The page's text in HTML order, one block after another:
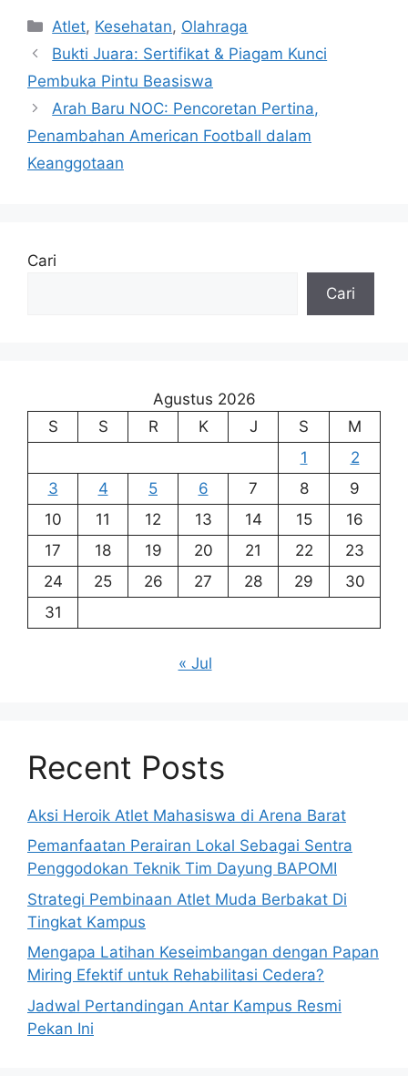
Kategori
Atlet, Kesehatan, Olahraga
Bukti Juara: Sertifikat & Piagam Kunci
Pembuka Pintu Beasiswa
Arah Baru NOC: Pencoretan Pertina,
Penambahan American Football dalam
Keanggotaan
Cari
Cari
Agustus 2026
S
S R K J S
M
1
2
3
4 5 6 7 8
9
10
11 12 13 14 15
16
17
18 19 20 21 22
23
24
25 26 27 28 29
30
31
« Jul
Recent Posts
Aksi Heroik Atlet Mahasiswa di Arena Barat
Pemanfaatan Perairan Lokal Sebagai Sentra
Penggodokan Teknik Tim Dayung BAPOMI
Strategi Pembinaan Atlet Muda Berbakat Di
Tingkat Kampus
Mengapa Latihan Keseimbangan dengan Papan
Miring Efektif untuk Rehabilitasi Cedera?
Jadwal Pertandingan Antar Kampus Resmi
Pekan Ini